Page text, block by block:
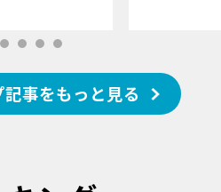
事をもっと見る